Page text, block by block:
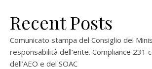
Recent Posts
Comunicato stampa del Consiglio dei
responsabilità dell’ente. Compliance 231
dell’AEO e del SOAC